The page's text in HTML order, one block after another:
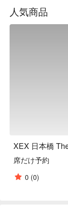
Salvatore Cuomo
special time at
人気商品
XEX 日本橋
席だけ予約
0 (0)